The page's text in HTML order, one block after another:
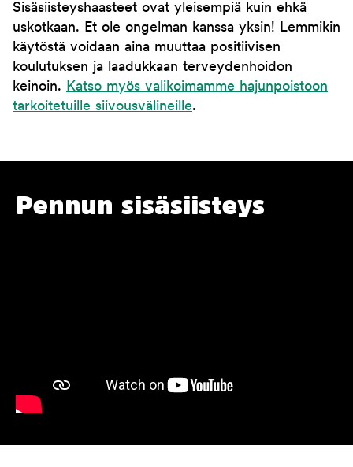
Sisäsiisteyshaasteet ovat yleisempiä kuin ehkä
uskotkaan. Et ole ongelman kanssa yksin! Lemmikin
käytöstä voidaan aina muuttaa positiivisen
koulutuksen ja laadukkaan terveydenhoidon
keinoin. Katso myös valikoimamme hajunpoistoon
tarkoitetuille siivousvälineille.
Pennun sisäsiisteys